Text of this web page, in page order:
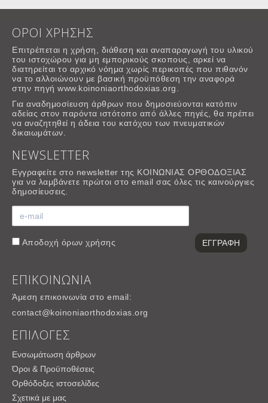
ΟΡΟΙ ΧΡΗΣΗΣ
Επιτρέπεται η χρήση, διάθεση και αναπαραγωγή του υλικού
του ιστοχώρου για μη εμπορικούς σκοπους, αρκεί να
διατηρείται το αρχικό νόημα χωρίς περικοπές που πιθανόν
να το αλλοιώνουν με βασική προϋπόθεση την αναφορά
στην πηγή www.koinoniaorthodoxias.org.
Για αναδημοσίευση άρθρων που δημοσιεύονται κατόπιν
αδείας στον παρόντα ιστότοπο από άλλες πηγές, θα πρέπει
να αναζητηθεί η άδεια του κατόχου των πνευματικών
δικαιωμάτων.
NEWSLETTER
Εγγραφείτε στο newsletter της ΚΟΙΝΩΝΙΑΣ ΟΡΘΟΔΟΞΙΑΣ
για να λαμβάνετε πρώτοι στο email σας όλες τις καινούργιες
δημοσίευσεις.
Αποδοχή όρων χρήσης
ΕΠΙΚΟΙΝΩΝΙΑ
Άμεση επικοινωνία στο email:
contact@koinoniaorthodoxias.org
ΕΠΙΛΟΓΕΣ
Ενσωμάτωση άρθρων
Όροι & Προϋποθέσεις
Ορθόδοξες ιστοσελίδες
Σχετικά με μας